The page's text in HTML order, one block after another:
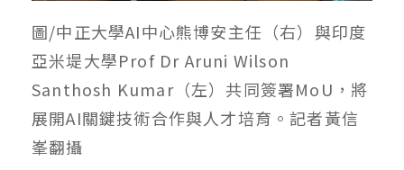
圖/中正大學AI中心熊博安主任（右）與印度
亞米堤大學Prof Dr Aruni Wilson
Santhosh Kumar（左）共同簽署MoU，將
展開AI關鍵技術合作與人才培育。記者黃信
峯翻攝